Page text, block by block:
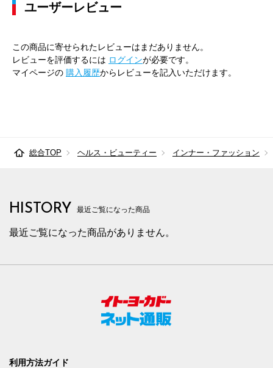
ユーザーレビュー
この商品に寄せられたレビューはまだありません。
レビューを評価するには ログインが必要です。
マイページの 購入履歴からレビューを記入いただけます。
総合TOP ヘルス・ビューティー インナー・ファッション
HISTORY 最近ご覧になった商品
最近ご覧になった商品がありません。
利用方法ガイド